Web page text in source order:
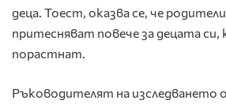
деца. Тоест, оказва се, че
притесняват повече за децата
порастнат.
Ръководителят на изследването